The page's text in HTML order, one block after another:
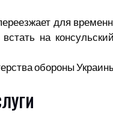
для
на
обороны